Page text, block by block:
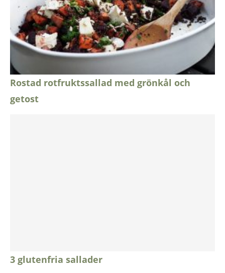
Rostad rotfruktssallad med grönkål och
getost
3 glutenfria sallader